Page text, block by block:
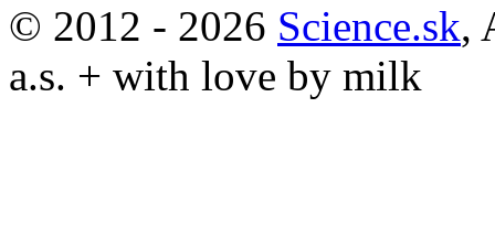
© 2012 - 2026 Science.sk,
a.s. + with love by milk